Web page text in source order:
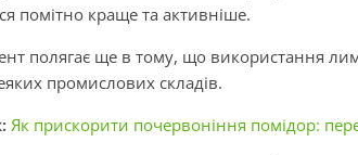
помітно краще та активніше.
полягає ще в тому, що використання
промислових складів.
Як прискорити почервоніння помідор: